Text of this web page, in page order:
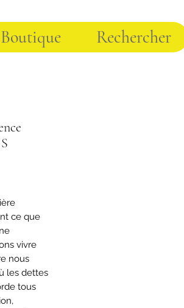
Boutique Rechercher
ce que
vivre
nous
les dettes
tous